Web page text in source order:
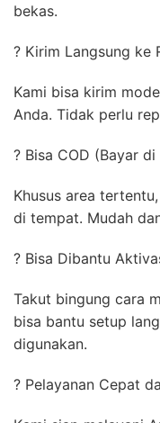
bekas.
? Kirim Langsung ke
Kami bisa kirim
Anda. Tidak perlu
? Bisa COD (Bayar
Khusus area
di tempat. Mudah
? Bisa Dibantu
Takut bingung cara
bisa bantu setup
digunakan.
? Pelayanan Cepat